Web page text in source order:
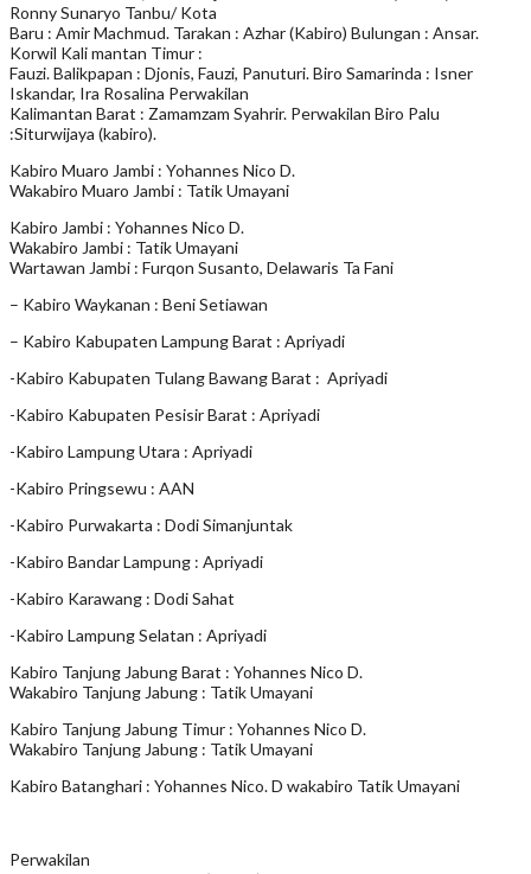
Ronny Sunaryo Tanbu/ Kota
Baru : Amir Machmud. Tarakan : Azhar (Kabiro) Bulungan : Ansar.
Korwil Kali mantan Timur :
Fauzi. Balikpapan : Djonis, Fauzi, Panuturi. Biro Samarinda : Isner
Iskandar, Ira Rosalina Perwakilan
Kalimantan Barat : Zamamzam Syahrir. Perwakilan Biro Palu
:Siturwijaya (kabiro).
Kabiro Muaro Jambi : Yohannes Nico D.
Wakabiro Muaro Jambi : Tatik Umayani
Kabiro Jambi : Yohannes Nico D.
Wakabiro Jambi : Tatik Umayani
Wartawan Jambi : Furqon Susanto, Delawaris Ta Fani
– Kabiro Waykanan : Beni Setiawan
– Kabiro Kabupaten Lampung Barat : Apriyadi
-Kabiro Kabupaten Tulang Bawang Barat : Apriyadi
-Kabiro Kabupaten Pesisir Barat : Apriyadi
-Kabiro Lampung Utara : Apriyadi
-Kabiro Pringsewu : AAN
-Kabiro Purwakarta : Dodi Simanjuntak
-Kabiro Bandar Lampung : Apriyadi
-Kabiro Karawang : Dodi Sahat
-Kabiro Lampung Selatan : Apriyadi
Kabiro Tanjung Jabung Barat : Yohannes Nico D.
Wakabiro Tanjung Jabung : Tatik Umayani
Kabiro Tanjung Jabung Timur : Yohannes Nico D.
Wakabiro Tanjung Jabung : Tatik Umayani
Kabiro Batanghari : Yohannes Nico. D wakabiro Tatik Umayani
Perwakilan